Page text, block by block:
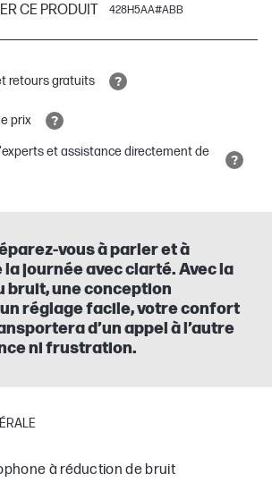
CE PRODUIT 428H5AA#ABB
retours gratuits
prix
et assistance directement de
vous à parler et à
journée avec clarté. Avec la
bruit, une conception
réglage facile, votre confort
d’un appel à l’autre
ni frustration.
à réduction de bruit